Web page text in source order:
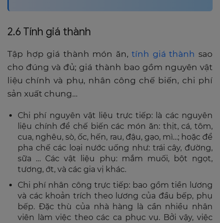
2.6 Tính giá thành
Tập hợp giá thành món ăn,tính giá thành sao
cho đúng và đủ; giá thành bao gồm nguyên vật
liệu chính và phụ, nhân công chế biến, chi phí
sản xuất chung…
Chi phí nguyên vật liệu trực tiếp: là các nguyên
liệu chính để chế biến các món ăn: thịt, cá, tôm,
cua, nghêu, sò, ốc, hến, rau, đậu, gạo, mì…; hoặc để
pha chế các loại nước uống như: trái cây, đường,
sữa … Các vật liệu phụ: mắm muối, bột ngọt,
tương, ớt, và các gia vị khác.
Chi phí nhân công trực tiếp: bao gồm tiền lương
và các khoản trích theo lương của đầu bếp, phụ
bếp. Đặc thù của nhà hàng là cần nhiều nhân
viên làm việc theo các ca phục vụ. Bởi vậy, việc